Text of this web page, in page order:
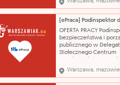
o pracę na czas
01.09.2026 -
bezpieczeństwa
czasie zajęć
przez szkołę; - nadzór
OFERTA PRACY
bezpieczeństwa i
publicznego w
Stołecznego Centrum
Ursynów (nr ref.
UM/9468/2026/CB/
Warszawa,
Warszawa,